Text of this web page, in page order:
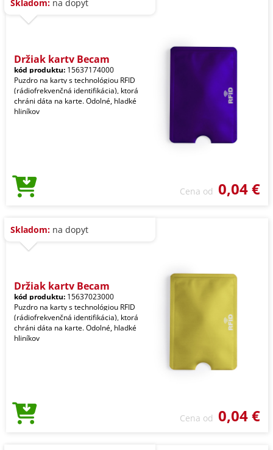
Skladom: na dopyt
Držiak karty Becam
kód produktu: 15637174000
Puzdro na karty s technológiou RFID
(rádiofrekvenčná identifikácia), ktorá
chráni dáta na karte. Odolné, hladké
hliníkov
Cena od 0,04 €
Skladom: na dopyt
Držiak karty Becam
kód produktu: 15637023000
Puzdro na karty s technológiou RFID
(rádiofrekvenčná identifikácia), ktorá
chráni dáta na karte. Odolné, hladké
hliníkov
Cena od 0,04 €